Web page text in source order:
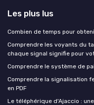
Les plus lus
Combien de temps pour
Comprendre les voyants du
chaque signal signifie pour
Comprendre le système de
Comprendre la signalisation
en PDF
Le téléphérique d'Ajaccio :